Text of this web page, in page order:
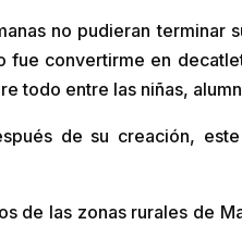
no pudieran terminar
fue convertirme en
todo entre las niñas,
de su creación,
de las zonas rurales de